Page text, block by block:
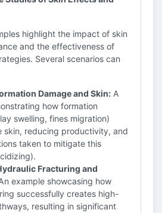
highlight the impact of skin
and the effectiveness of
Several scenarios can
Damage and Skin: A
how formation
swelling, fines migration)
skin, reducing productivity, and
taken to mitigate this
Fracturing and
example showcasing how
successfully creates high-
resulting in significant